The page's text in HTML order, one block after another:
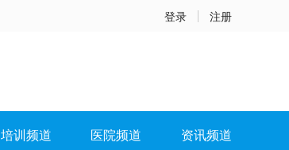
登录 注册
培训频道 医院频道 资讯频道